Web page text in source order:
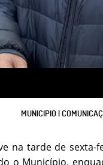
MUNICIPIO |
na tarde de
o Município,